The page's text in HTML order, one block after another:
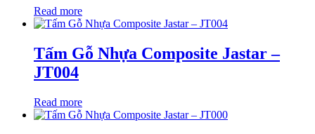
Read more
Tấm Gỗ Nhựa Composite Jastar –
JT004
Read more